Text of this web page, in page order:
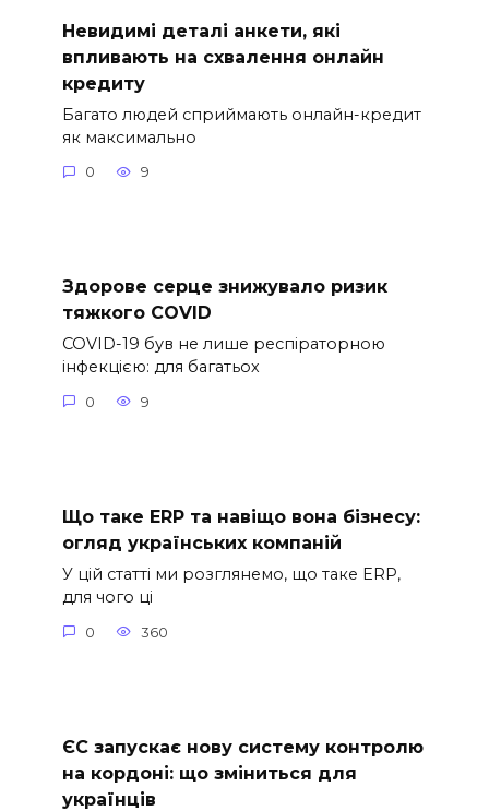
Невидимі деталі анкети, які
впливають на схвалення онлайн
кредиту
Багато людей сприймають онлайн-кредит
як максимально
0 9
Здорове серце знижувало ризик
тяжкого COVID
COVID-19 був не лише респіраторною
інфекцією: для багатьох
0 9
Що таке ERP та навіщо вона бізнесу:
огляд українських компаній
У цій статті ми розглянемо, що таке ERP,
для чого ці
0 360
ЄС запускає нову систему контролю
на кордоні: що зміниться для
українців